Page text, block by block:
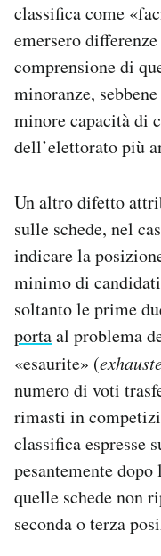
classifica come
emersero
comprensione di
minoranze,
minore capacità di
dell’elettorato più
Un altro difetto
sulle schede, nel
indicare la
minimo di
soltanto le prime
portaal problema
«esaurite» (
numero di voti
rimasti in
classifica espresse
pesantemente
quelle schede non
seconda o terza